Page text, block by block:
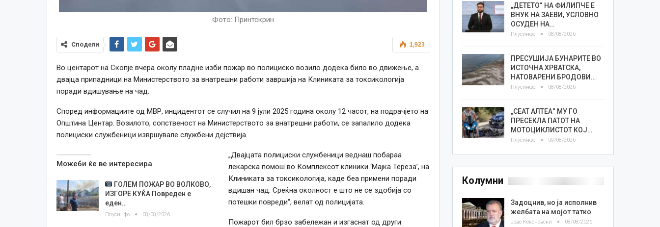
Фото: Принтскрин
1,923
Сподели
Во центарот на Скопје вчера околу пладне изби пожар во полициско возило додека било во движење, а
двајца припадници на Министерството за внатрешни работи завршија на Клиниката за токсикологија
поради вдишување на чад.
Според информациите од МВР, инцидентот се случил на 9 јули 2025 година околу 12 часот, на подрачјето на
Општина Центар. Возилото, сопственост на Министерството за внатрешни работи, се запалило додека
полициски службеници извршувале службени дејствија.
Можеби ќе ве интересира
ГОЛЕМ ПОЖАР ВО ВОЛКОВО,
ИЗГОРЕ КУЌА Повреден е
еден…
Плусинфо 08/08/2026
„Двајцата полициски службеници веднаш побараа
лекарска помош во Комплексот клиники ‘Мајка Тереза’, на
Клиниката за токсикологија, каде беа примени поради
вдишан чад. Среќна околност е што не се здобија со
потешки повреди“, велат од полицијата.
Пожарот бил брзо забележан и изгаснат од други
„ДЕТЕТО“ НА ФИЛИПЧЕ Е
ВНУК НА ЗАЕВИ, УСЛОВНО
ОСУДЕН НА…
Плусинфо 08/08/2026
ПРЕСУШИЈА БУНАРИТЕ ВО
ИСТОЧНА ХРВАТСКА,
НАТОВАРЕНИ БРОДОВИ…
Плусинфо 08/08/2026
„СЕАТ АЛТЕА“ МУ ГО
ПРЕСЕКЛА ПАТОТ НА
МОТОЦИКЛИСТОТ КОЈ…
Плусинфо 09/08/2026
Колумни
Задоцнив, но ја исполнив
желбата на мојот татко
Јове Кекеновски 08/08/2026